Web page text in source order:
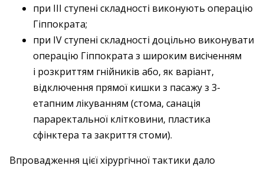
при ІІІ ступені складності виконують операцію
Гіппократа;
при IV ступені складності доцільно виконувати
операцію Гіппократа з широким висіченням
і розкриттям гнійників або, як варіант,
відключення прямої кишки з пасажу з 3-
етапним лікуванням (стома, санація
параректальної клітковини, пластика
сфінктера та закриття стоми).
Впровадження цієї хірургічної тактики дало